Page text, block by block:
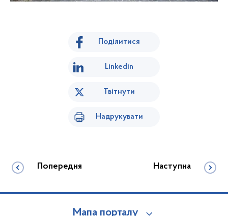
Поділитися
Linkedin
Твітнути
Надрукувати
Попередня Наступна
Мапа порталу